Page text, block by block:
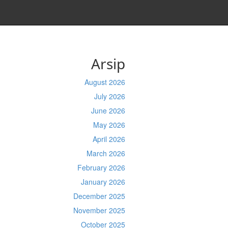
Arsip
August 2026
July 2026
June 2026
May 2026
April 2026
March 2026
February 2026
January 2026
December 2025
November 2025
October 2025